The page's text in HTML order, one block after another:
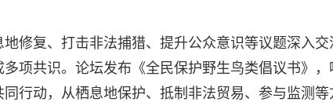
修复、打击非法捕猎、提升公众意识等议题深入
项共识。论坛发布《全民保护野生鸟类倡议书》
行动，从栖息地保护、抵制非法贸易、参与监测等